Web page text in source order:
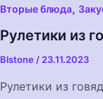
Вторые блюда,
Рулетики из
Blstone /23.11.2023
Рулетики из